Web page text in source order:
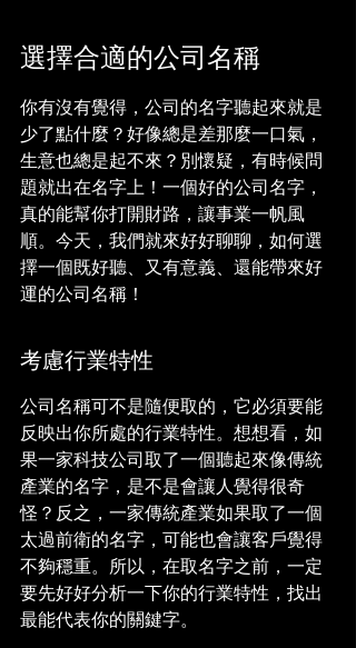
選擇合適的公司名稱
你有沒有覺得，公司的名字聽起來就是
少了點什麼？好像總是差那麼一口氣，
生意也總是起不來？別懷疑，有時候問
題就出在名字上！一個好的公司名字，
真的能幫你打開財路，讓事業一帆風
順。今天，我們就來好好聊聊，如何選
擇一個既好聽、又有意義、還能帶來好
運的公司名稱！
考慮行業特性
公司名稱可不是隨便取的，它必須要能
反映出你所處的行業特性。想想看，如
果一家科技公司取了一個聽起來像傳統
產業的名字，是不是會讓人覺得很奇
怪？反之，一家傳統產業如果取了一個
太過前衛的名字，可能也會讓客戶覺得
不夠穩重。所以，在取名字之前，一定
要先好好分析一下你的行業特性，找出
最能代表你的關鍵字。